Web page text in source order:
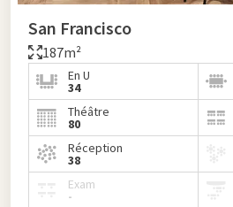
San Francisco
187m²
En U
34
Théâtre
80
Réception
38
Exam
-